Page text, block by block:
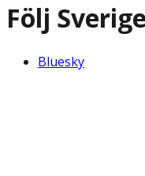
Följ
Bluesky